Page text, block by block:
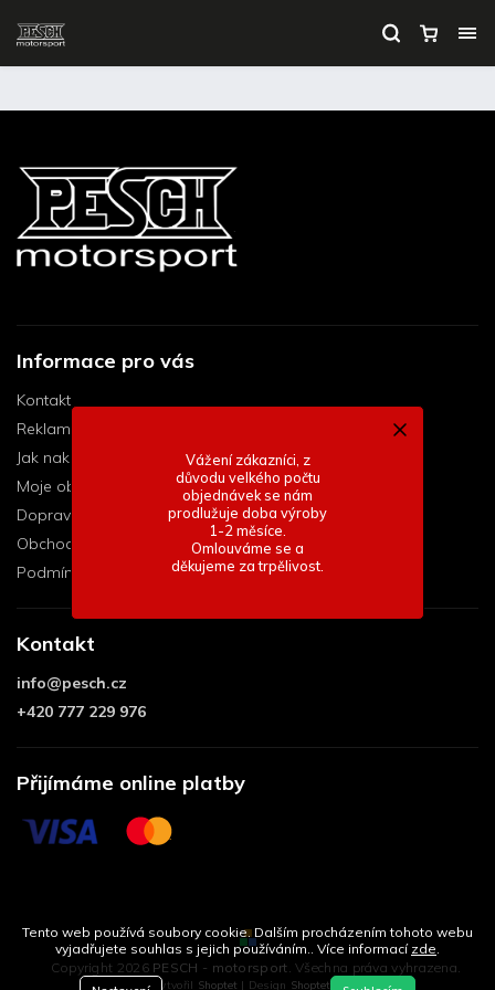
Tento web používá soubory cookie. Dalším procházením tohoto webu
vyjadřujete souhlas s jejich používáním.. Více informací zde.
Vážení zákazníci, z
důvodu velkého počtu
objednávek se nám
prodlužuje doba výroby
1-2 měsíce.
Omlouváme se a
děkujeme za trpělivost.
Informace pro vás
Kontakt
Reklamační řád
Jak nakupovat
Moje objednávka
Doprava a platba
Obchodní podmínky
Podmínky ochrany osobních údajů
Kontakt
info@pesch.cz
+420 777 229 976
Přijímáme online platby
Copyright 2026 PESCH - motorsport. Všechna práva vyhrazena.
Vytvořil Shoptet | Design Shoptetak.cz